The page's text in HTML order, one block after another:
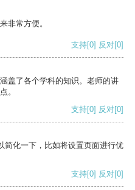
非常方便。
支持[0] 反对[0]
盖了各个学科的知识。老师的讲
。
支持[0] 反对[0]
简化一下，比如将设置页面进行优
支持[0] 反对[0]